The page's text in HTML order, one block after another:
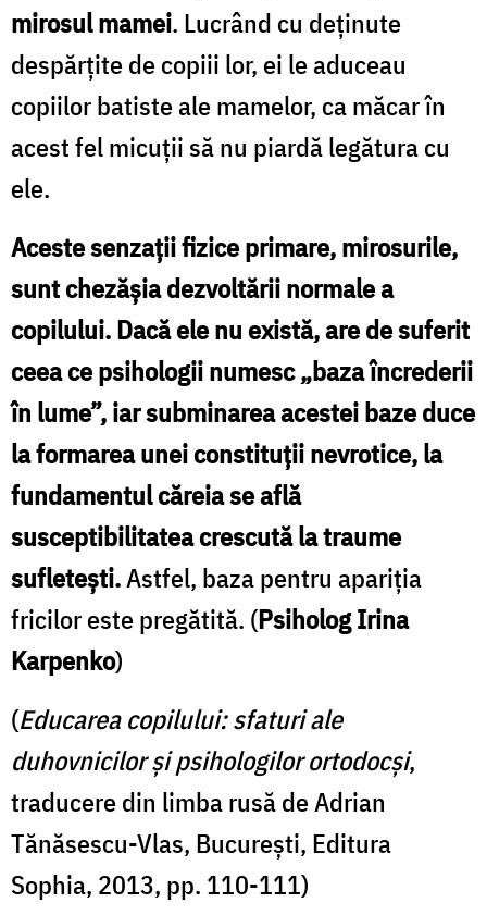
mirosul mamei. Lucrând cu deţinute
despărţite de copiii lor, ei le aduceau
copiilor batiste ale mamelor, ca măcar în
acest fel micuţii să nu piardă legătura cu
ele.
Aceste senzaţii fizice primare, mirosurile,
sunt chezăşia dezvoltării normale a
copilului. Dacă ele nu există, are de suferit
ceea ce psihologii numesc „baza încrederii
în lume”, iar subminarea acestei baze duce
la formarea unei constituţii nevrotice, la
fundamentul căreia se află
susceptibilitatea crescută la traume
sufleteşti.Astfel, baza pentru apariţia
fricilor este pregătită. (Psiholog Irina
Karpenko)
(Educarea copilului: sfaturi ale
duhovnicilor și psihologilor ortodocși,
traducere din limba rusă de Adrian
Tănăsescu-Vlas, București, Editura
Sophia, 2013, pp. 110-111)